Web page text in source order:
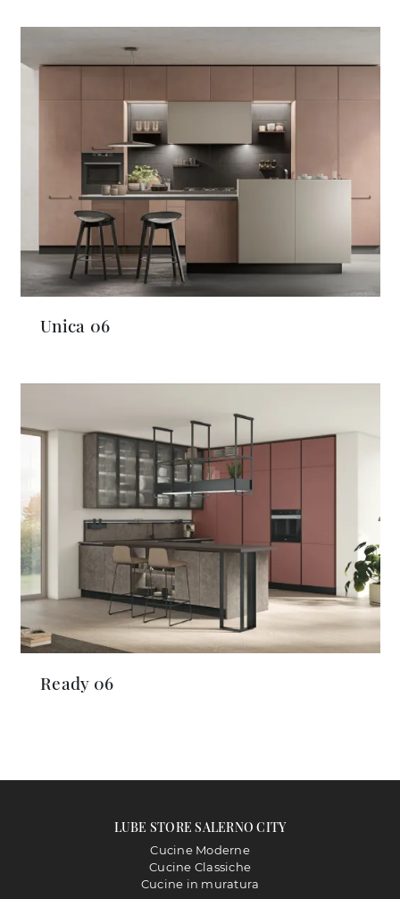
Unica 06
Ready 06
LUBE STORE SALERNO CITY
Cucine Moderne
Cucine Classiche
Cucine in muratura